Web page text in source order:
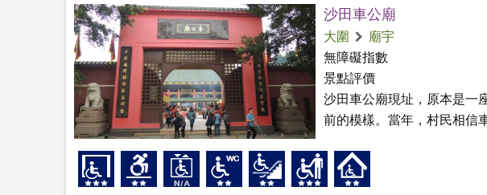
沙田車公廟
大圍
廟宇
無障礙指數
景點評價
沙田車公廟現址，原本是一
前的模樣。當年，村民相信